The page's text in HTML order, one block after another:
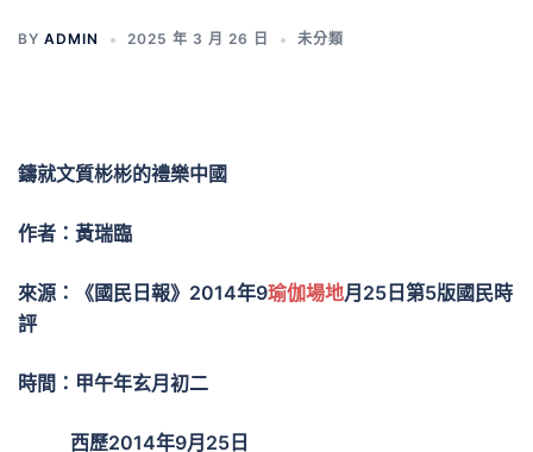
BY ADMIN 2025 年 3 月 26 日 未分類
鑄就文質彬彬的禮樂中國
作者：黃瑞臨
來源：《國民日報》2014年9瑜伽場地月25日第5版國民時
評
時間：甲午年玄月初二
西歷2014年9月25日